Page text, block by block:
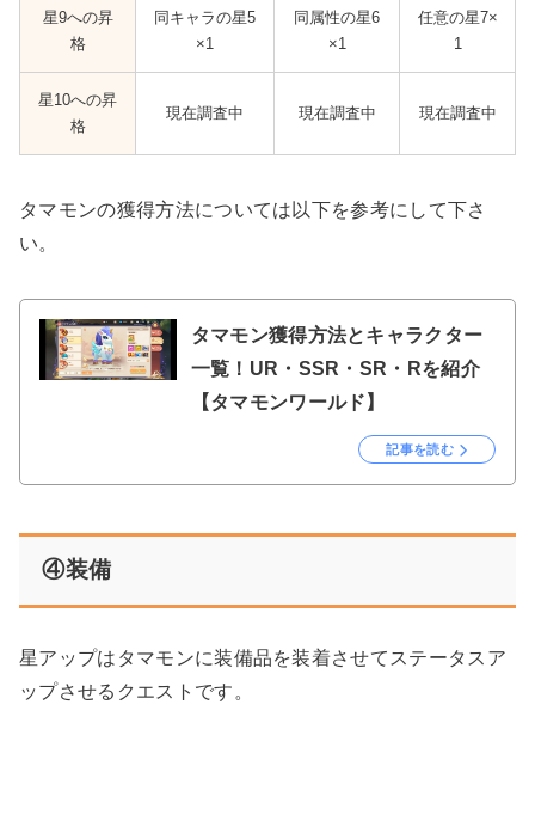
星9への昇
格
同キャラの星5
×1
同属性の星6
×1
任意の星7×
1
星10への昇
格
現在調査中 現在調査中 現在調査中
タマモンの獲得方法については以下を参考にして下さ
い。
タマモン獲得方法とキャラクター
一覧！UR・SSR・SR・Rを紹介
【タマモンワールド】
記事を読む
④装備
星アップはタマモンに装備品を装着させてステータスア
ップさせるクエストです。